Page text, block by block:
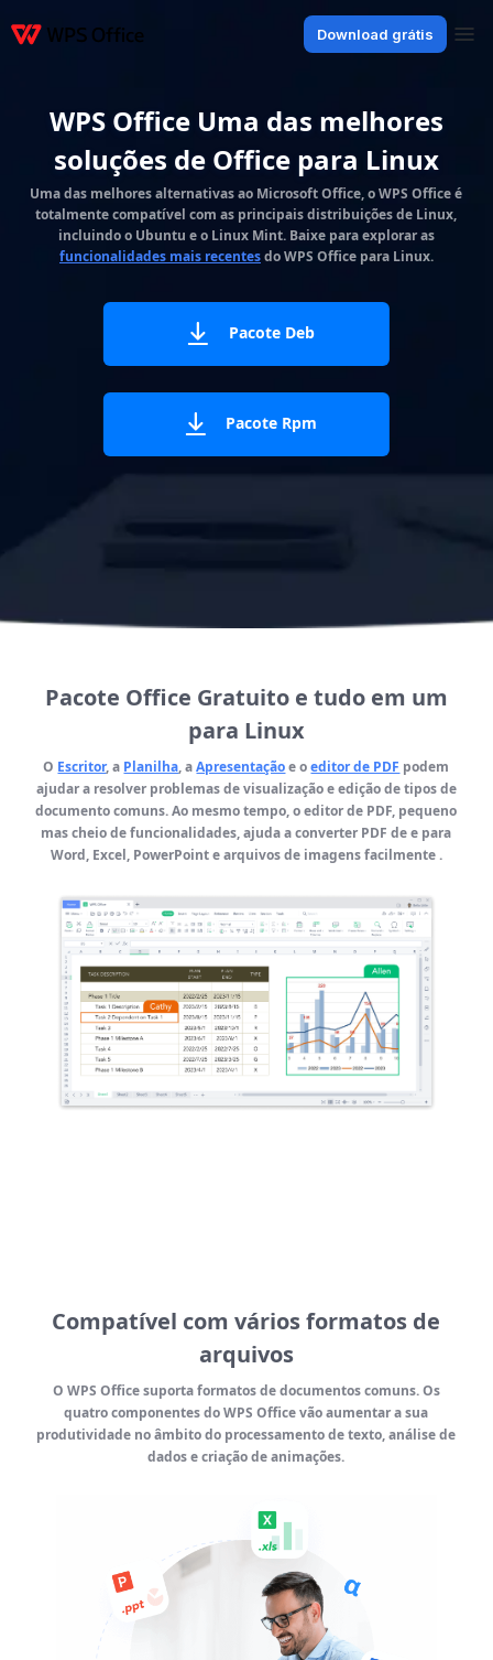
Download grátis
WPS Office Uma das melhores
soluções de Office para Linux
Uma das melhores alternativas ao Microsoft Office, o WPS Office é
totalmente compatível com as principais distribuições de Linux,
incluindo o Ubuntu e o Linux Mint. Baixe para explorar as
funcionalidades mais recentesdo WPS Office para Linux.
Pacote Deb
Pacote Rpm
Pacote Office Gratuito e tudo em um
para Linux
O Escritor, a Planilha, aApresentaçãoe oeditor de PDF podem
ajudar a resolver problemas de visualização e edição de tipos de
documento comuns. Ao mesmo tempo, o editor de PDF, pequeno
mas cheio de funcionalidades, ajuda a converter PDF de e para
Word, Excel, PowerPoint e arquivos de imagens facilmente .
Compatível com vários formatos de
arquivos
O WPS Office suporta formatos de documentos comuns. Os
quatro componentes do WPS Office vão aumentar a sua
produtividade no âmbito do processamento de texto, análise de
dados e criação de animações.